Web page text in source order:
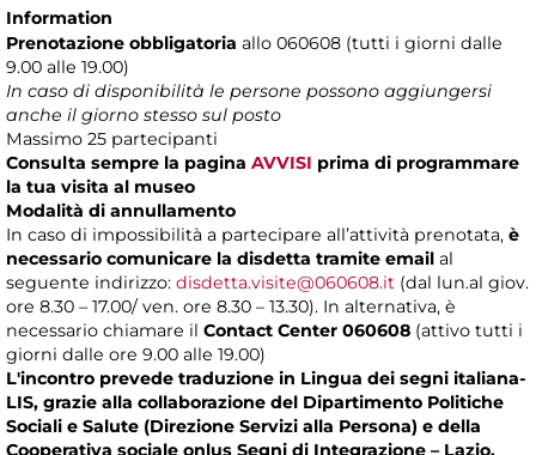
Information
Prenotazione obbligatoria allo 060608 (tutti i giorni dalle
9.00 alle 19.00)
In caso di disponibilità le persone possono aggiungersi
anche il giorno stesso sul posto
Massimo 25 partecipanti
Consulta sempre la pagina AVVISI prima di programmare
la tua visita al museo
Modalità di annullamento
In caso di impossibilità a partecipare all’attività prenotata, è
necessario comunicare la disdetta tramite email al
seguente indirizzo: disdetta.visite@060608.it (dal lun.al giov.
ore 8.30 – 17.00/ ven. ore 8.30 – 13.30). In alternativa, è
necessario chiamare il Contact Center 060608 (attivo tutti i
giorni dalle ore 9.00 alle 19.00)
L'incontro prevede traduzione in Lingua dei segni italiana-
LIS, grazie alla collaborazione del Dipartimento Politiche
Sociali e Salute (Direzione Servizi alla Persona) e della
Cooperativa sociale onlus Segni di Integrazione – Lazio.